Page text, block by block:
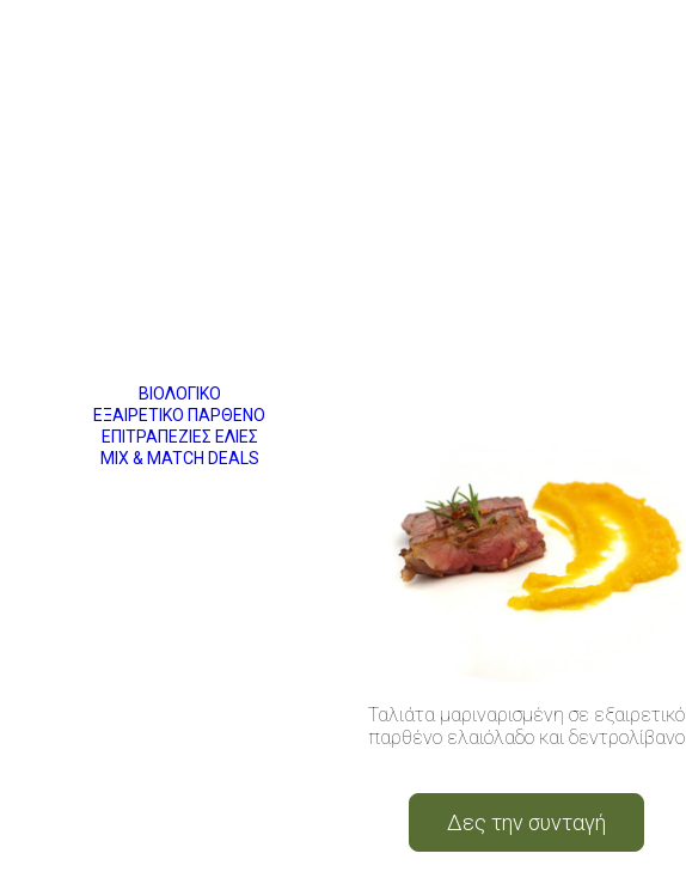
ΒΙΟΛΟΓΙΚΟ
ΕΞΑΙΡΕΤΙΚΟ ΠΑΡΘΕΝΟ
ΕΠΙΤΡΑΠΕΖΙΕΣ ΕΛΙΕΣ
MIX & MATCH DEALS
Ταλιάτα μαριναρισμένη σε εξαιρετικό
παρθένο ελαιόλαδο και δεντρολίβανο
Δες την συνταγή